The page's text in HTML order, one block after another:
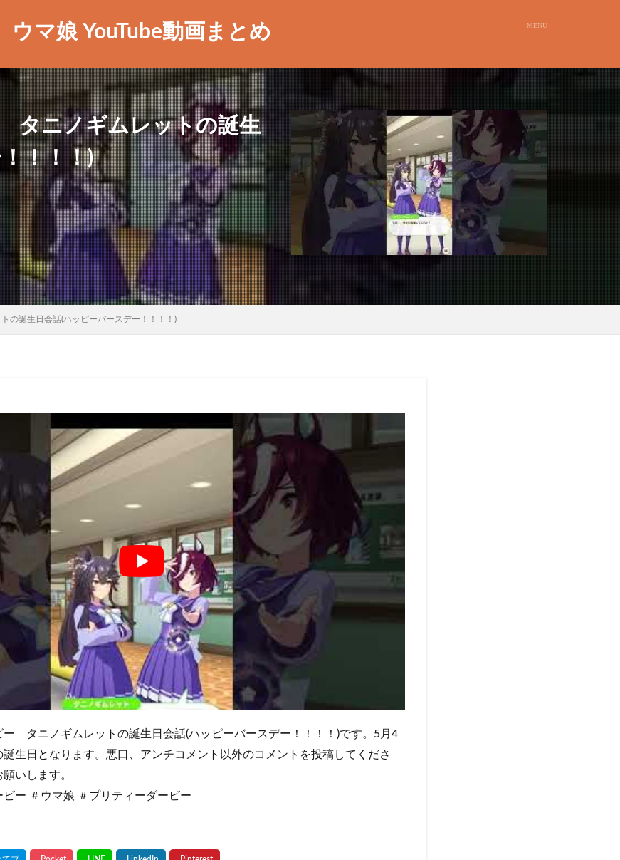
ウマ娘 YouTube動画まとめ
タニノギムレットの誕生
！！！)
の誕生日会話(ハッピーバースデー！！！！)
ー タニノギムレットの誕生日会話(ハッピーバースデー！！！！)です。5月4
生日となります。悪口、アンチコメント以外のコメントを投稿してくださ
いします。
ー ＃ウマ娘 ＃プリティーダービー